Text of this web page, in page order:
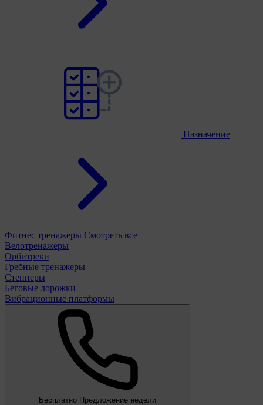
Назначение
Фитнес тренажеры Смотреть все
Велотренажеры
Орбитреки
Гребные тренажеры
Степперы
Беговые дорожки
Вибрационные платформы
Бесплатно Предложение недели